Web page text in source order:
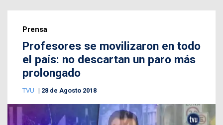
Prensa
Profesores se movilizaron en todo
el país: no descartan un paro más
prolongado
TVU 28 de Agosto 2018